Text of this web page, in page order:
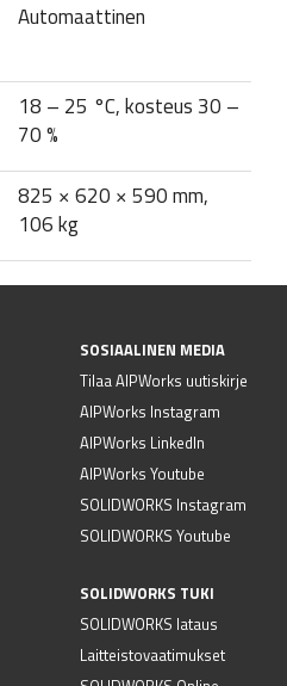
Automaattinen
18 – 25 °C, kosteus 30 –
70 %
825 × 620 × 590 mm,
106 kg
SOSIAALINEN MEDIA
Tilaa AIPWorks uutiskirje
AIPWorks Instagram
AIPWorks LinkedIn
AIPWorks Youtube
SOLIDWORKS Instagram
SOLIDWORKS Youtube
SOLIDWORKS TUKI
SOLIDWORKS lataus
Laitteistovaatimukset